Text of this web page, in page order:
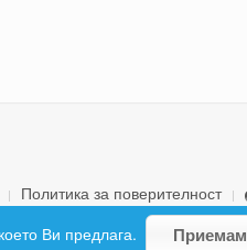
Политика за поверителност
Ви предлага. Приемам